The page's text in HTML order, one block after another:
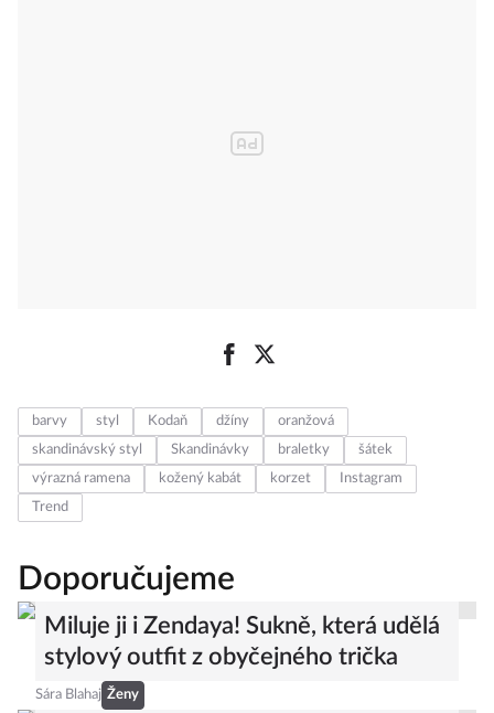
barvy styl Kodaň džíny
oranžová
skandinávský styl
Skandinávky braletky
šátek
výrazná ramena
kožený kabát korzet
Instagram
Trend
Doporučujeme
Miluje ji i Zendaya! Sukně, která udělá
stylový outfit z obyčejného trička
Sára Blahaj Ženy